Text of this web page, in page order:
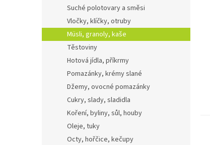
l
Suché polotovary a směsi
Vločky, klíčky, otruby
Müsli, granoly, kaše
Těstoviny
Hotová jídla, příkrmy
Pomazánky, krémy slané
Džemy, ovocné pomazánky
Cukry, slady, sladidla
Koření, byliny, sůl, houby
Oleje, tuky
Octy, hořčice, kečupy